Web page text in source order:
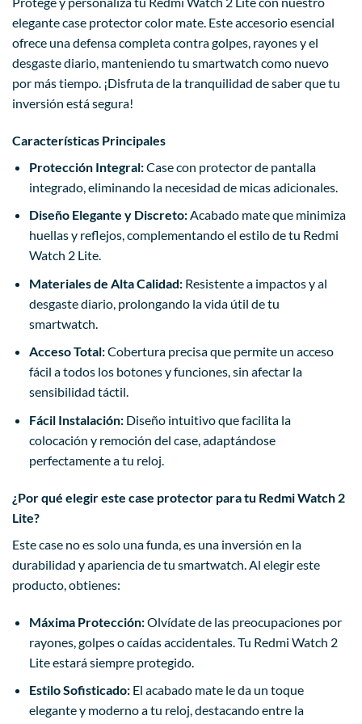
elegante case protector color mate. Este accesorio esencial
ofrece una defensa completa contra golpes, rayones y el
desgaste diario, manteniendo tu smartwatch como nuevo
por más tiempo. ¡Disfruta de la tranquilidad de saber que tu
inversión está segura!
Características Principales
Protección Integral:Case con protector de pantalla
integrado, eliminando la necesidad de micas adicionales.
Diseño Elegante y Discreto:Acabado mate que minimiza
huellas y reflejos, complementando el estilo de tu Redmi
Watch 2 Lite.
Materiales de Alta Calidad:Resistente a impactos y al
desgaste diario, prolongando la vida útil de tu
smartwatch.
Acceso Total:Cobertura precisa que permite un acceso
fácil a todos los botones y funciones, sin afectar la
sensibilidad táctil.
Fácil Instalación:Diseño intuitivo que facilita la
colocación y remoción del case, adaptándose
perfectamente a tu reloj.
¿Por qué elegir este case protector para tu Redmi Watch 2
Lite?
Este case no es solo una funda, es una inversión en la
durabilidad y apariencia de tu smartwatch. Al elegir este
producto, obtienes:
Máxima Protección:Olvídate de las preocupaciones por
rayones, golpes o caídas accidentales. Tu Redmi Watch 2
Lite estará siempre protegido.
Estilo Sofisticado:El acabado mate le da un toque
elegante y moderno a tu reloj, destacando entre la